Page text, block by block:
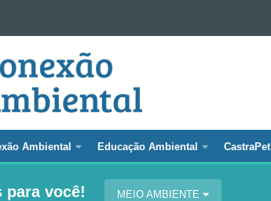
Ambiental Educação Ambiental CastraPet
para você! MEIO AMBIENTE